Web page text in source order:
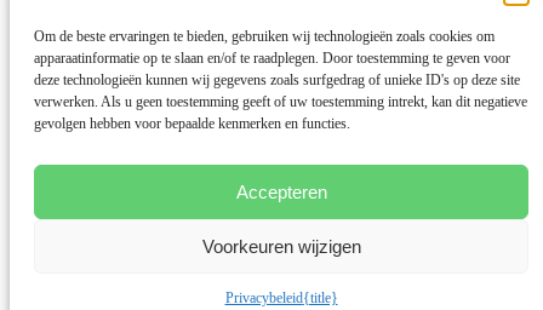
Om de beste ervaringen te bieden, gebruiken wij technologieën zoals cookies om
apparaatinformatie op te slaan en/of te raadplegen. Door toestemming te geven voor
deze technologieën kunnen wij gegevens zoals surfgedrag of unieke ID's op deze site
verwerken. Als u geen toestemming geeft of uw toestemming intrekt, kan dit negatieve
gevolgen hebben voor bepaalde kenmerken en functies.
Accepteren
Voorkeuren wijzigen
Privacybeleid{title}
Algemene voorwaarden
Disclaimer
Cookies
© 2026 Deze website draait op het websitesysteem